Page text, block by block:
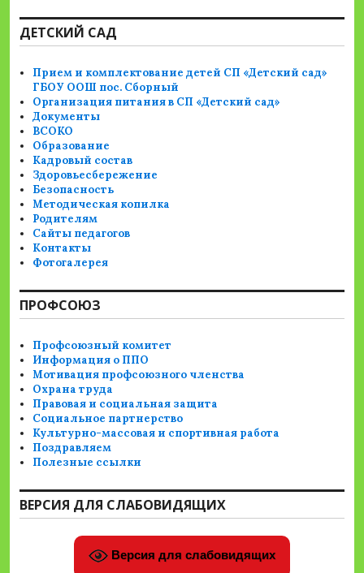
ДЕТСКИЙ САД
Прием и комплектование детей СП «Детский сад»
ГБОУ ООШ пос. Сборный
Организация питания в СП «Детский сад»
Документы
ВСОКО
Образование
Кадровый состав
Здоровьесбережение
Безопасность
Методическая копилка
Родителям
Сайты педагогов
Контакты
Фотогалерея
ПРОФСОЮЗ
Профсоюзный комитет
Информация о ППО
Мотивация профсоюзного членства
Охрана труда
Правовая и социальная защита
Социальное партнерство
Культурно-массовая и спортивная работа
Поздравляем
Полезные ссылки
ВЕРСИЯ ДЛЯ СЛАБОВИДЯЩИХ
Версия для слабовидящих